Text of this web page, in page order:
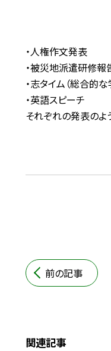
・人権作文発表
・被災地派遣研修報
・志タイム（総合的
・英語スピーチ
それぞれの発表のよ
前の記事
関連記事